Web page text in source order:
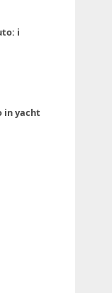
i
in yacht